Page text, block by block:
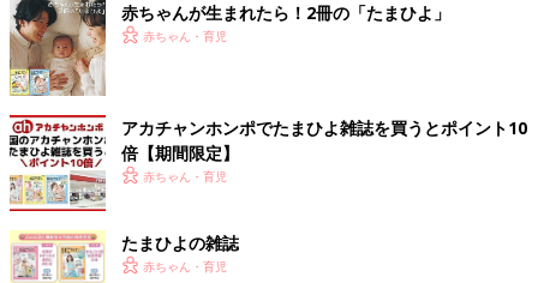
「子育て仕掛学」の法則４より：
てもやりたくなる！
12月はもう終わってしまいましたが、日めくりカレンダーでも買
おうかな、と思っています！
[わぐり]
赤ちゃんが生まれたら！2冊の「たまひよ」
赤ちゃん・育児
アカチャンホンポでたまひよ雑誌を買うとポイント10
倍【期間限定】
赤ちゃん・育児
たまひよの雑誌
赤ちゃん・育児